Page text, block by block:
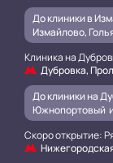
До клиники в
Измайлово,
Клиника на
Дубровка,
До клиники на
Южнопортовый
Скоро открытие: